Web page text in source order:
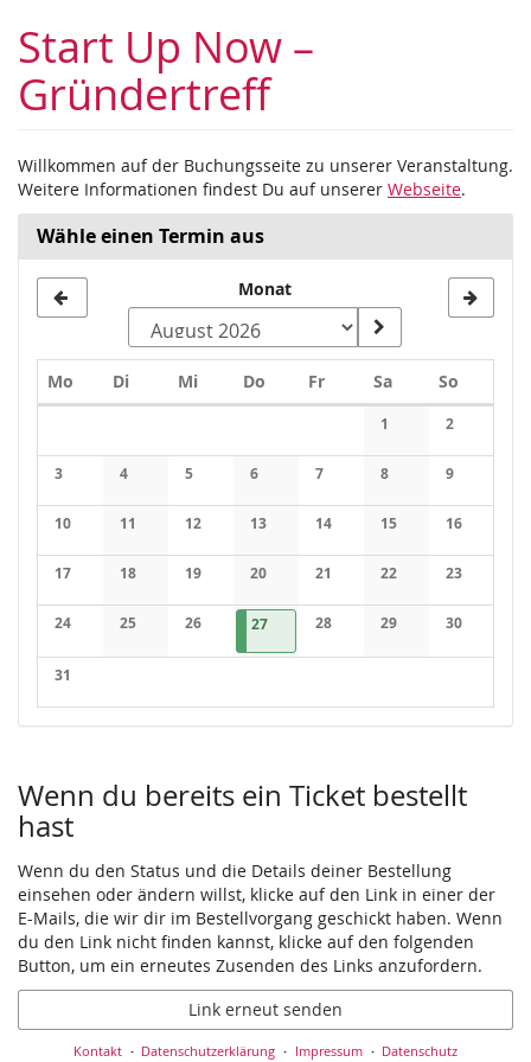
Haupt-
Inhalt
springen
Start Up Now –
Gründertreff
Willkommen auf der Buchungsseite zu unserer Veranstaltung.
Weitere Informationen findest Du auf unserer Webseite.
Wähle einen Termin aus
Monat
Mo Montag
DiDienstag
MiMittwoch
Do Donnerstag
FrFreitagSaSamstag
So
1
Keine
2
Keine
3
Keine Veranstaltungen
4
Keine Veranstaltungen
5
Keine Veranstaltungen
6
Keine Veranstaltungen
7
Keine Veranstaltungen
8
Keine
9
Keine
10
Keine Veranstaltungen
11
Keine Veranstaltungen
12
Keine Veranstaltungen
13
Keine Veranstaltungen
14
Keine Veranstaltungen
15
Keine
16
Keine
17
Keine Veranstaltungen
18
Keine Veranstaltungen
19
Keine Veranstaltungen
20
Keine Veranstaltungen
21
Keine Veranstaltungen
22
Keine
23
Keine
24
Keine Veranstaltungen
25
Keine Veranstaltungen
26
Keine Veranstaltungen
2727.08.2026
1 Veranstaltung
28
Keine Veranstaltungen
29
Keine
30
Keine
31
Keine Veranstaltungen
Wenn du bereits ein Ticket bestellt
hast
Wenn du den Status und die Details deiner Bestellung
einsehen oder ändern willst, klicke auf den Link in einer der
E-Mails, die wir dir im Bestellvorgang geschickt haben. Wenn
du den Link nicht finden kannst, klicke auf den folgenden
Button, um ein erneutes Zusenden des Links anzufordern.
Link erneut senden
Kontakt Datenschutzerklärung Impressum
Datenschutz